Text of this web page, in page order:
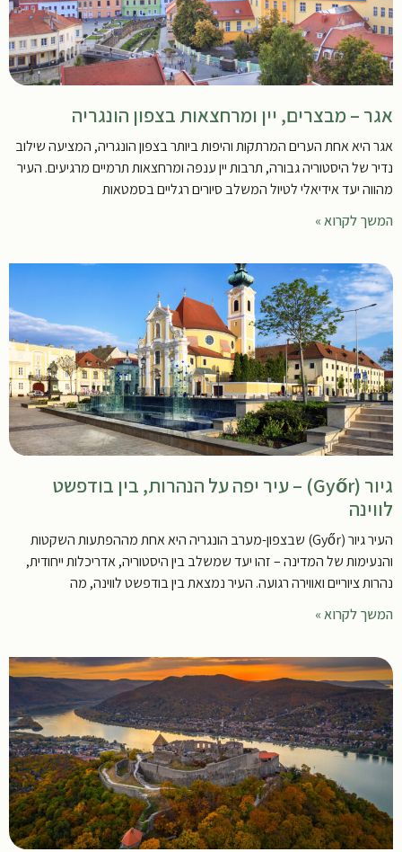
אגר – מבצרים, יין ומרחצאות בצפון הונגריה
אגר היא אחת הערים המרתקות והיפות ביותר בצפון הונגריה, המציעה שילוב
נדיר של היסטוריה גבורה, תרבות יין ענפה ומרחצאות תרמיים מרגיעים. העיר
מהווה יעד אידיאלי לטיול המשלב סיורים רגליים בסמטאות
המשך לקרוא »
גיור (Győr) – עיר יפה על הנהרות, בין בודפשט
לווינה
העיר גיור (Győr) שבצפון-מערב הונגריה היא אחת מההפתעות השקטות
והנעימות של המדינה – זהו יעד שמשלב בין היסטוריה, אדריכלות ייחודית,
נהרות ציוריים ואווירה רגועה. העיר נמצאת בין בודפשט לווינה, מה
המשך לקרוא »